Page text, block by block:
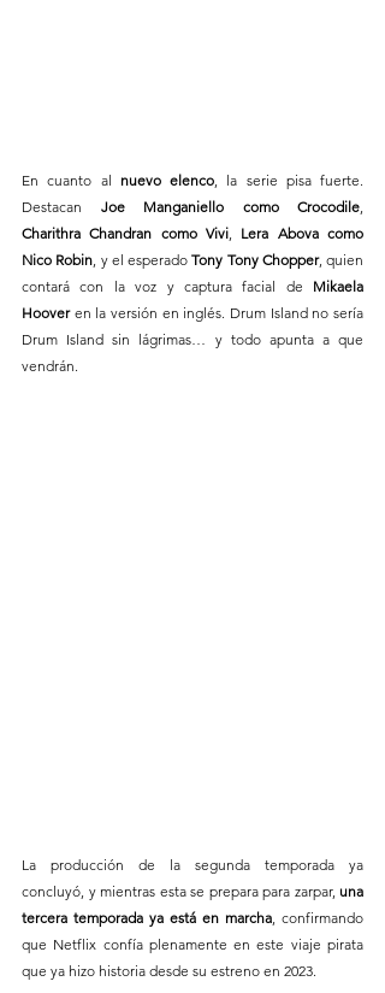
En cuanto al nuevo elenco, la serie pisa fuerte.
Destacan Joe Manganiello como Crocodile
Charithra Chandran como Vivi, Lera Abova como
Nico Robin, y el esperado Tony Tony Chopper, quien
contará con la voz y captura facial de Mikaela
Hoover en la versión en inglés. Drum Island no sería
Drum Island sin lágrimas… y todo apunta a que
vendrán.
La producción de la segunda temporada ya
concluyó, y mientras esta se prepara para zarpar, una
tercera temporada ya está en marcha , confirmando
que Netflix confía plenamente en este viaje pirata
que ya hizo historia desde su estreno en 2023.